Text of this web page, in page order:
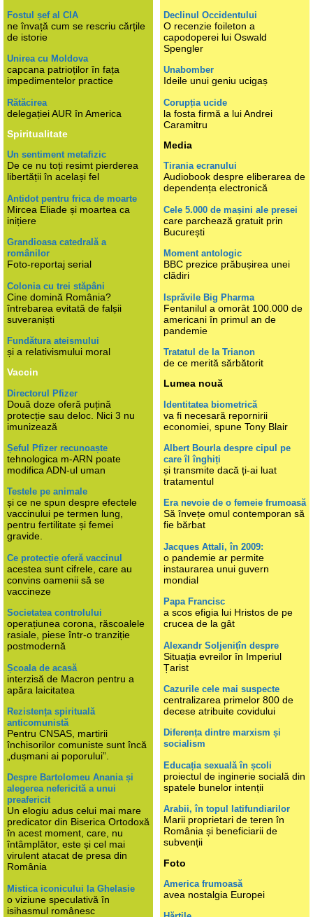
Fostul șef al CIA
ne învață cum se rescriu cărțile
de istorie
Unirea cu Moldova
capcana patrioților în fața
impedimentelor practice
Rătăcirea
delegației AUR în America
Spiritualitate
Un sentiment metafizic
De ce nu toți resimt pierderea
libertății în același fel
Antidot pentru frica de moarte
Mircea Eliade și moartea ca
inițiere
Grandioasa catedrală a
românilor
Foto-reportaj serial
Colonia cu trei stăpâni
Cine domină România?
întrebarea evitată de falșii
suveraniști
Fundătura ateismului
și a relativismului moral
Vaccin
Directorul Pfizer
Două doze oferă puțină
protecție sau deloc. Nici 3 nu
imunizează
Șeful Pfizer recunoaște
tehnologica m-ARN poate
modifica ADN-ul uman
Testele pe animale
și ce ne spun despre efectele
vaccinului pe termen lung,
pentru fertilitate și femei
gravide.
Ce protecție oferă vaccinul
acestea sunt cifrele, care au
convins oamenii să se
vaccineze
Societatea controlului
operațiunea corona, răscoalele
rasiale, piese într-o tranziție
postmodernă
Școala de acasă
interzisă de Macron pentru a
apăra laicitatea
Rezistența spirituală
anticomunistă
Pentru CNSAS, martirii
închisorilor comuniste sunt încă
„dușmani ai poporului”.
Despre Bartolomeu Anania și
alegerea nefericită a unui
preafericit
Un elogiu adus celui mai mare
predicator din Biserica Ortodoxă
în acest moment, care, nu
întâmplător, este și cel mai
virulent atacat de presa din
România
Mistica iconicului la Ghelasie
o viziune speculativă în
isihasmul românesc
Declinul Occidentului
O recenzie foileton a
capodoperei lui Oswald
Spengler
Unabomber
Ideile unui geniu ucigaș
Corupția ucide
la fosta firmă a lui Andrei
Caramitru
Media
Tirania ecranului
Audiobook despre eliberarea de
dependența electronică
Cele 5.000 de mașini ale presei
care parchează gratuit prin
București
Moment antologic
BBC prezice prăbușirea unei
clădiri
Isprăvile Big Pharma
Fentanilul a omorât 100.000 de
americani în primul an de
pandemie
Tratatul de la Trianon
de ce merită sărbătorit
Lumea nouă
Identitatea biometrică
va fi necesară repornirii
economiei, spune Tony Blair
Albert Bourla despre cipul pe
care îl înghiți
și transmite dacă ți-ai luat
tratamentul
Era nevoie de o femeie frumoasă
Să învețe omul contemporan să
fie bărbat
Jacques Attali, în 2009:
o pandemie ar permite
instaurarea unui guvern
mondial
Papa Francisc
a scos efigia lui Hristos de pe
crucea de la gât
Alexandr Soljenițîn despre
Situația evreilor în Imperiul
Țarist
Cazurile cele mai suspecte
centralizarea primelor 800 de
decese atribuite covidului
Diferența dintre marxism și
socialism
Educația sexuală în școli
proiectul de inginerie socială din
spatele bunelor intenții
Arabii, în topul latifundiarilor
Marii proprietari de teren în
România și beneficiarii de
subvenții
Foto
America frumoasă
avea nostalgia Europei